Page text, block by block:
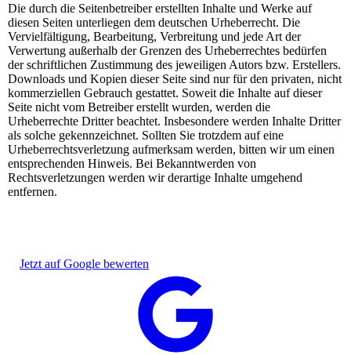
Die durch die Seitenbetreiber erstellten Inhalte und Werke auf
diesen Seiten unterliegen dem deutschen Urheberrecht. Die
Vervielfältigung, Bearbeitung, Verbreitung und jede Art der
Verwertung außerhalb der Grenzen des Urheberrechtes bedürfen
der schriftlichen Zustimmung des jeweiligen Autors bzw. Erstellers.
Downloads und Kopien dieser Seite sind nur für den privaten, nicht
kommerziellen Gebrauch gestattet. Soweit die Inhalte auf dieser
Seite nicht vom Betreiber erstellt wurden, werden die
Urheberrechte Dritter beachtet. Insbesondere werden Inhalte Dritter
als solche gekennzeichnet. Sollten Sie trotzdem auf eine
Urheberrechtsverletzung aufmerksam werden, bitten wir um einen
entsprechenden Hinweis. Bei Bekanntwerden von
Rechtsverletzungen werden wir derartige Inhalte umgehend
entfernen.
Jetzt auf Google bewerten